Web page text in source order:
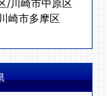
/川崎市中原区
川崎市多摩区